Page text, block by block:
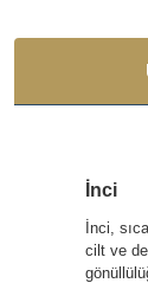
İnci
İnci,
cilt ve